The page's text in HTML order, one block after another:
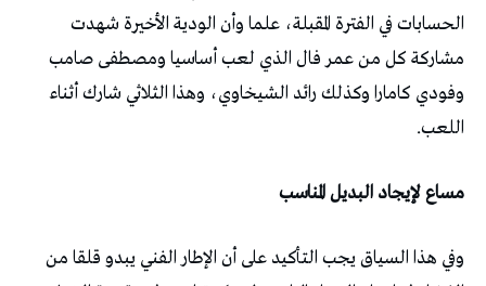
الحسابات في الفترة المقبلة، علما وأن الودية الأخيرة شهدت
مشاركة كل من عمر فال الذي لعب أساسيا ومصطفى صامب
وفودي كامارا وكذلك رائد الشيخاوي، وهذا الثلاثي شارك أثناء
اللعب.
مساع لإيجاد البديل المناسب
وفي هذا السياق يجب التأكيد على أن الإطار الفني يبدو قلقا من